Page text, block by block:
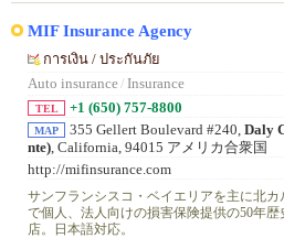
MIF Insurance Agency
การเงิน / ประกันภัย
Auto insurance/ Insurance
TEL +1 (650) 757-8800
MAP 355 Gellert Boulevard #240, Daly
nte) , California, 94015 アメリカ合衆国
http://mifinsurance.com
サンフランシスコ・ベイエリアを主に北カ
で個人、法人向けの損害保険提供の50年歴
店。日本語対応。